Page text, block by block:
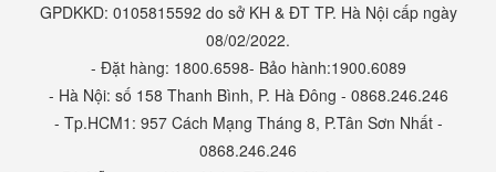
GPDKKD: 0105815592 do sở KH & ĐT TP. Hà Nội cấp ngày
08/02/2022.
- Đặt hàng: 1800.6598- Bảo hành:1900.6089
- Hà Nội: số 158 Thanh Bình, P. Hà Đông - 0868.246.246
- Tp.HCM1: 957 Cách Mạng Tháng 8, P.Tân Sơn Nhất -
0868.246.246